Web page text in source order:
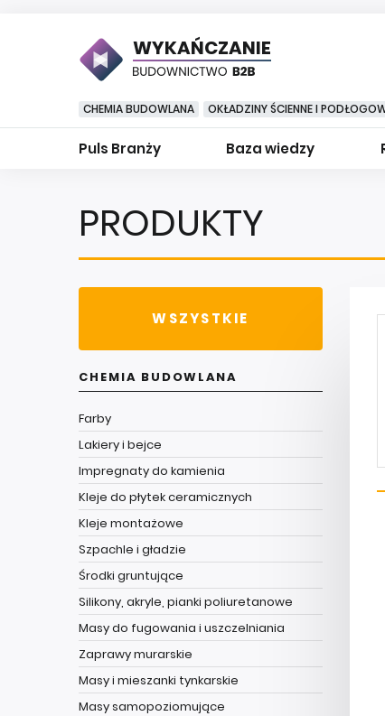
WYKAŃCZANIE
CHEMIA BUDOWLANA OKŁADZINY ŚCIENNE I
Puls Branży Baza wiedzy
PRODUKTY
WSZYSTKIE
CHEMIA BUDOWLANA
Farby
Lakiery i bejce
Impregnaty do kamienia
Kleje do płytek ceramicznych
Kleje montażowe
Szpachle i gładzie
Środki gruntujące
Silikony, akryle, pianki poliuretanowe
Masy do fugowania i uszczelniania
Zaprawy murarskie
Masy i mieszanki tynkarskie
Masy samopoziomujące